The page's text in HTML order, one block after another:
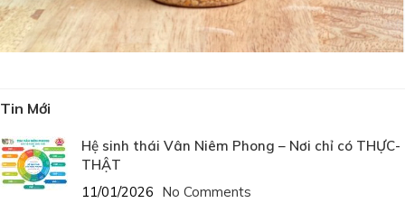
Tin Mới
Hệ sinh thái Vân Niêm Phong – Nơi chỉ có THỰC-
THẬT
11/01/2026 No Comments